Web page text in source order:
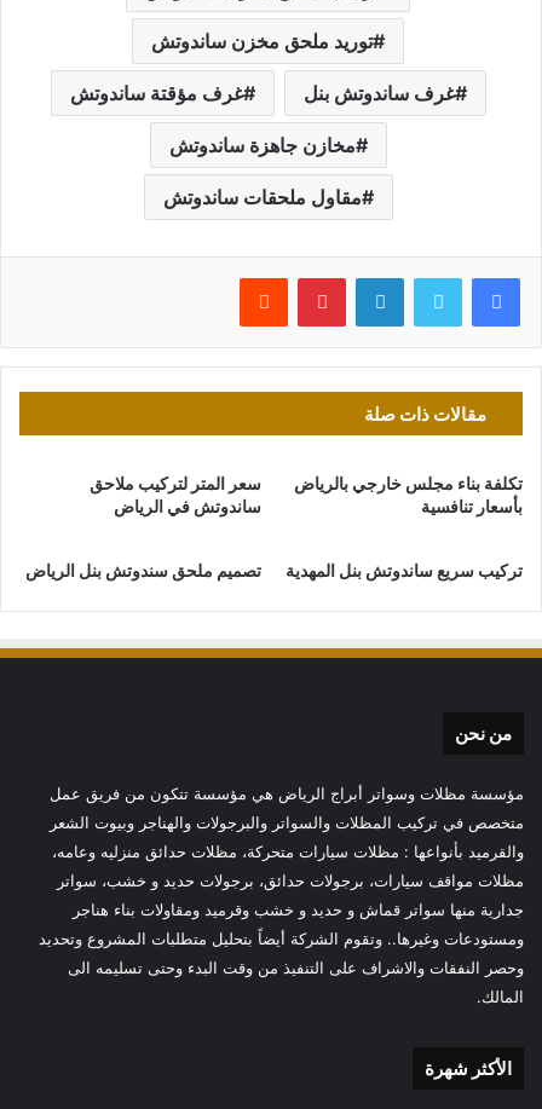
توريد ملحق مخزن ساندوتش
غرف ساندوتش بنل غرف مؤقتة ساندوتش
مخازن جاهزة ساندوتش
مقاول ملحقات ساندوتش
فيسبوك تويتر لينكدإن بينتيريست
مقالات ذات صلة
سعر المتر لتركيب ملاحق
ساندوتش في الرياض
تكلفة بناء مجلس خارجي بالرياض
بأسعار تنافسية
تصميم ملحق سندوتش بنل الرياض تركيب سريع ساندوتش بنل المهدية
من نحن
مؤسسة مظلات وسواتر أبراج الرياض هي مؤسسة تتكون من فريق عمل
متخصص في تركيب المظلات والسواتر والبرجولات والهناجر وبيوت الشعر
والقرميد بأنواعها : مظلات سيارات متحركة، مظلات حدائق منزليه وعامه،
مظلات مواقف سيارات، برجولات حدائق، برجولات حديد و خشب، سواتر
جدارية منها سواتر قماش و حديد و خشب وقرميد ومقاولات بناء هناجر
ومستودعات وغيرها.. وتقوم الشركة أيضاً بتحليل متطلبات المشروع وتحديد
وحصر النفقات والاشراف على التنفيذ من وقت البدء وحتى تسليمه الى
المالك.
الأكثر شهرة